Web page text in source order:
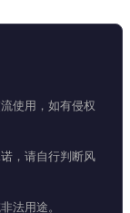
使用，如有侵权
，请自行判断风
法用途。